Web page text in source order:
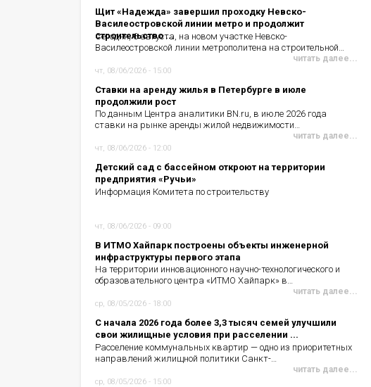
Щит «Надежда» завершил проходку Невско-
Василеостровской линии метро и продолжит
строительство ...
Сегодня, 6 августа, на новом участке Невско-
Василеостровской линии метрополитена на строительной…
читать далее...
чт, 08/06/2026 - 15:00
Ставки на аренду жилья в Петербурге в июле
продолжили рост
По данным Центра аналитики BN.ru, в июле 2026 года
ставки на рынке аренды жилой недвижимости…
читать далее...
чт, 08/06/2026 - 12:00
Детский сад с бассейном откроют на территории
предприятия «Ручьи»
Информация Комитета по строительству
чт, 08/06/2026 - 09:00
В ИТМО Хайпарк построены объекты инженерной
инфраструктуры первого этапа
На территории инновационного научно-технологического и
образовательного центра «ИТМО Хайпарк» в…
читать далее...
ср, 08/05/2026 - 18:00
С начала 2026 года более 3,3 тысяч семей улучшили
свои жилищные условия при расселении ...
Расселение коммунальных квартир — одно из приоритетных
направлений жилищной политики Санкт-…
читать далее...
ср, 08/05/2026 - 15:00